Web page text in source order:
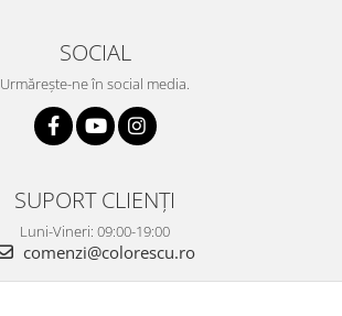
SOCIAL
Urmărește-ne în social media.
SUPORT CLIENȚI
Luni-Vineri: 09:00-19:00
comenzi@colorescu.ro